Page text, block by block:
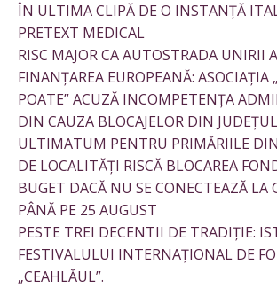
ÎN ULTIMA CLIPĂ DE O INSTANȚĂ
PRETEXT MEDICAL
RISC MAJOR CA AUTOSTRADA UNIRII
FINANȚAREA EUROPEANĂ: ASOCIAȚIA
POATE” ACUZĂ INCOMPETENȚA
DIN CAUZA BLOCAJELOR DIN
ULTIMATUM PENTRU PRIMĂRIILE
DE LOCALITĂȚI RISCĂ BLOCAREA
BUGET DACĂ NU SE CONECTEAZĂ LA
PÂNĂ PE 25 AUGUST
PESTE TREI DECENTII DE TRADIȚIE:
FESTIVALULUI INTERNAȚIONAL DE
„CEAHLĂUL”.